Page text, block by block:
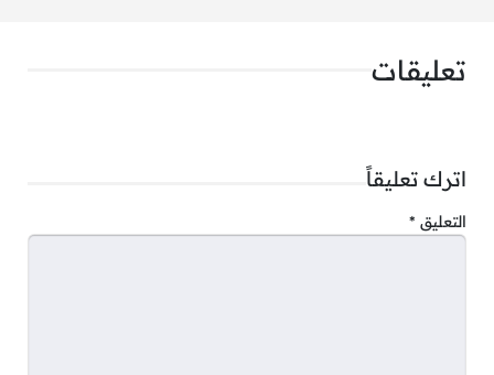
مطلوب أخصائي سلامة الطرق
مطلوب مهندس بستنة وتنسيق حدائق
مطلوب المدير التنفيذي للمشروعات
تعليقات
اترك تعليقاً
التعليق *